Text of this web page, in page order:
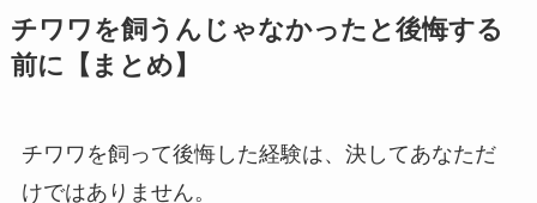
チワワを飼うんじゃなかったと後悔する
前に【まとめ】
チワワを飼って後悔した経験は、決してあなただ
けではありません。